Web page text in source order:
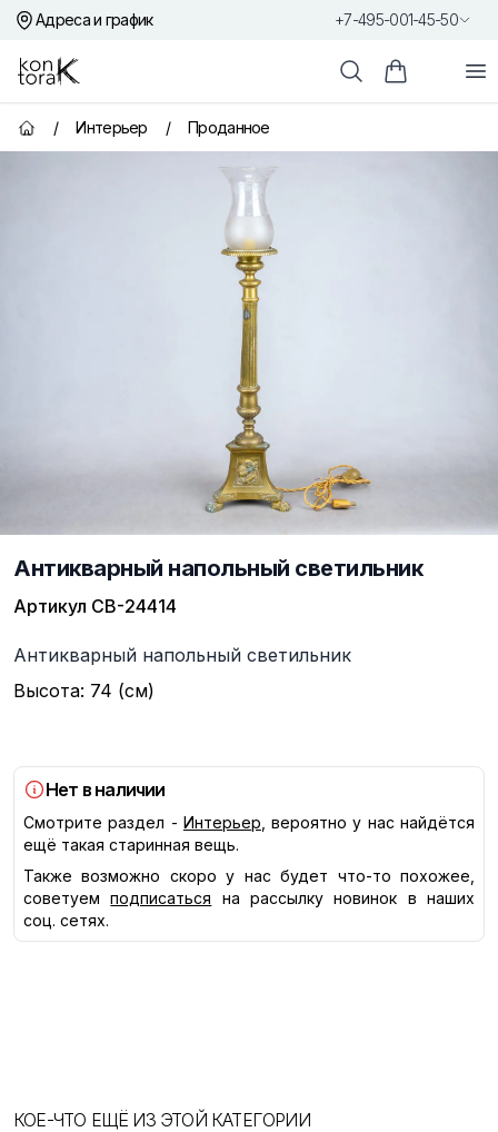
Адреса и график +7-495-001-45-50
Контора К
ПоискКорзина
Главная страница
/ Интерьер / Проданное
Антикварный напольный светильник
Артикул СВ-24414
Описание
Антикварный напольный светильник
Высота: 74 (см)
Нет в наличии
Смотрите раздел - Интерьер , вероятно у нас найдётся
ещё такая старинная вещь.
Также возможно скоро у нас будет что-то похожее,
советуем
подписаться
на рассылку новинок в наших
соц. сетях.
КОЕ-ЧТО ЕЩЁ ИЗ ЭТОЙ КАТЕГОРИИ